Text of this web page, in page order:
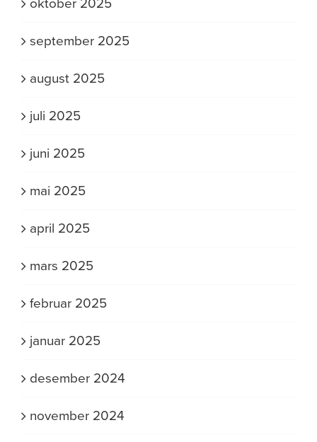
september 2025
august 2025
juli 2025
juni 2025
mai 2025
april 2025
mars 2025
februar 2025
januar 2025
desember 2024
november 2024